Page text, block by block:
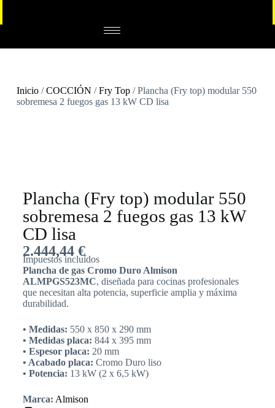
Inicio/COCCIÓN /Fry Top/ Plancha (Fry top) modular 550
sobremesa 2 fuegos gas 13 kW CD lisa
Plancha (Fry top) modular 550
sobremesa 2 fuegos gas 13 kW
CD lisa
2.444,44 €
Impuestos incluídos
Plancha de gas Cromo Duro Almison
ALMPGS523MC, diseñada para cocinas profesionales
que necesitan alta potencia, superficie amplia y máxima
durabilidad.
• Medidas: 550 x 850 x 290 mm
• Medidas placa: 844 x 395 mm
• Espesor placa: 20 mm
• Acabado placa: Cromo Duro liso
• Potencia: 13 kW (2 x 6,5 kW)
Marca: Almison